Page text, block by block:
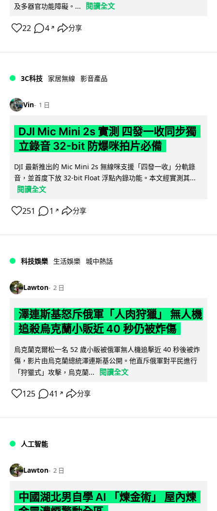
及多器官功能障礙。... 閱讀全文
22 4 ↗ 分享
3C科技 家居無線 影音產品
Vin 1 日
DJI Mic Mini 2s 實測 四發一收同步獨
立錄音 32-bit 防爆咪拍片必備
DJI 最新推出的 Mic Mini 2s 無線咪支援「四發一收」分軌錄
音，並首度下放 32-bit Float 浮點內錄功能。本文經實測其...
閱讀全文
251 1 ↗ 分享
科技娛樂 生活娛樂 城中熱話
Lawton 2 日
澤連斯基怒斥俄軍「人肉狩獵」 無人機
追殺烏克蘭小販近 40 秒仍被炸傷
烏克蘭克爾松一名 52 歲小販被俄軍無人機追擊近 40 秒後被炸
傷，影片由烏克蘭總統澤連斯基公開。他直斥俄軍對平民進行
「狩獵式」攻擊，烏克蘭...
閱讀全文
125 41 ↗ 分享
人工智能
Lawton 2 日
中國湖北男自學 AI 「煉金術」 屋內煉